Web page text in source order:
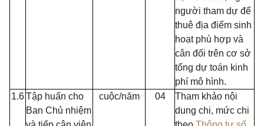
người tham dự để
thuê địa điểm sinh
hoạt phù hợp và
cân đối trên cơ sở
tổng dự toán kinh
phí mô hình.
1.6Tập huấn cho
Ban Chủ nhiệm
cuộc/năm 04
Tham khảo nội
dung chi, mức chi